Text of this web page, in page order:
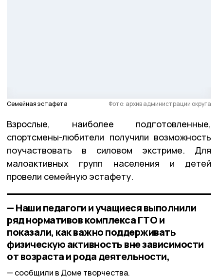
Семейная эстафета Фото: архив администрации округа
Взрослые, наиболее подготовленные,
спортсмены-любители получили возможность
поучаствовать в силовом экстриме. Для
малоактивных групп населения и детей
провели семейную эстафету.
— Наши педагоги и учащиеся выполнили
ряд нормативов комплекса ГТО и
показали, как важно поддерживать
физическую активность вне зависимости
от возраста и рода деятельности,
сообщили в Доме творчества.